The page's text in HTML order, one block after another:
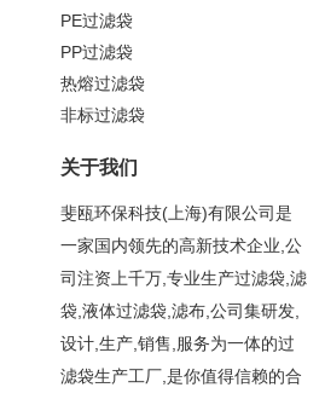
PE过滤袋
PP过滤袋
热熔过滤袋
非标过滤袋
关于我们
斐瓯环保科技(上海)有限公司是
一家国内领先的高新技术企业,公
司注资上千万,专业生产过滤袋,滤
袋,液体过滤袋,滤布,公司集研发,
设计,生产,销售,服务为一体的过
滤袋生产工厂,是你值得信赖的合